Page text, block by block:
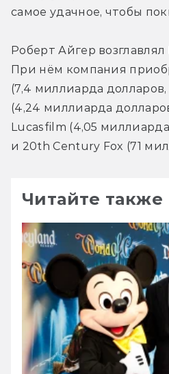
самое удачное, чтобы
Роберт Айгер возглавлял
При нём компания
(7,4 миллиарда долларов,
(4,24 миллиарда
Lucasfilm (4,05
и 20th Century Fox (71
Читайте также